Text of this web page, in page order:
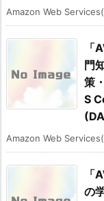
Amazon Web
「
門
策
S
Amazon Web
「
の